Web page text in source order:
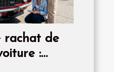
rachat de
: